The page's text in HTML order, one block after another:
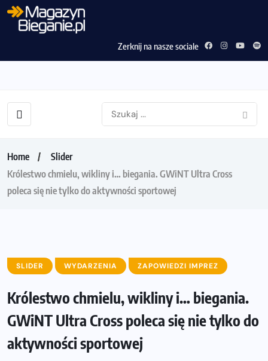
Zerknij na nasze sociale
Home
Slider
Królestwo chmielu, wikliny i… biegania. GWiNT Ultra Cross
poleca się nie tylko do aktywności sportowej
SLIDER WYDARZENIA ZAPOWIEDZI IMPREZ
Królestwo chmielu, wikliny i… biegania.
GWiNT Ultra Cross poleca się nie tylko do
aktywności sportowej